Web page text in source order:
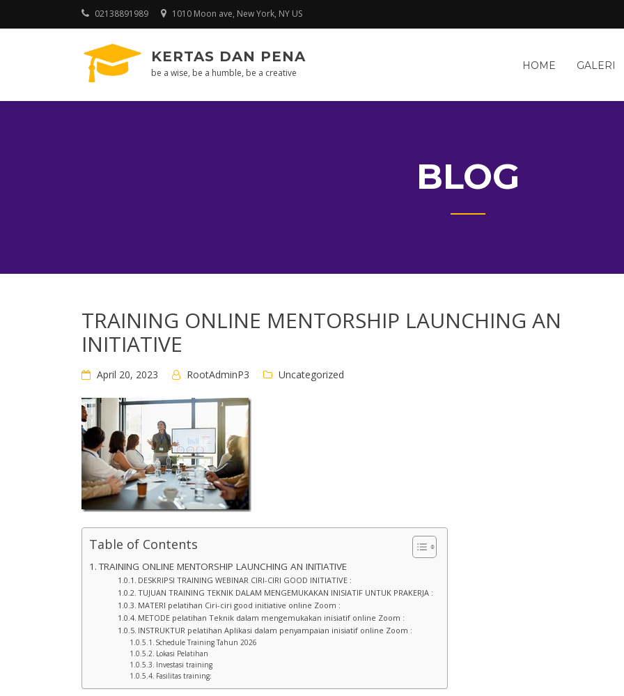
02138891989 1010 Moon ave, New York, NY US
KERTAS DAN PENA
be a wise, be a humble, be a creative
HOME GALERI
BLOG
TRAINING ONLINE MENTORSHIP LAUNCHING AN
INITIATIVE
April 20, 2023 RootAdminP3 Uncategorized
Table of Contents
TRAINING ONLINE MENTORSHIP LAUNCHING AN INITIATIVE
DESKRIPSI TRAINING WEBINAR CIRI-CIRI GOOD INITIATIVE :
TUJUAN TRAINING TEKNIK DALAM MENGEMUKAKAN INISIATIF UNTUK PRAKERJA :
MATERI pelatihan Ciri-ciri good initiative online Zoom :
METODE pelatihan Teknik dalam mengemukakan inisiatif online Zoom :
INSTRUKTUR pelatihan Aplikasi dalam penyampaian inisiatif online Zoom :
Schedule Training Tahun 2026
Lokasi Pelatihan
Investasi training
Fasilitas training: